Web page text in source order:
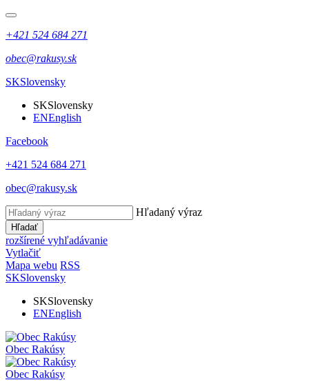
+421 524 684 271
obec@rakusy.sk
SKSlovensky
SKSlovensky
ENEnglish
Facebook
+421 524 684 271
obec@rakusy.sk
Hľadaný výraz
Hľadať
rozšírené vyhľadávanie
Vytlačiť
Mapa webu RSS
SKSlovensky
SKSlovensky
ENEnglish
Obec Rakúsy
Obec Rakúsy